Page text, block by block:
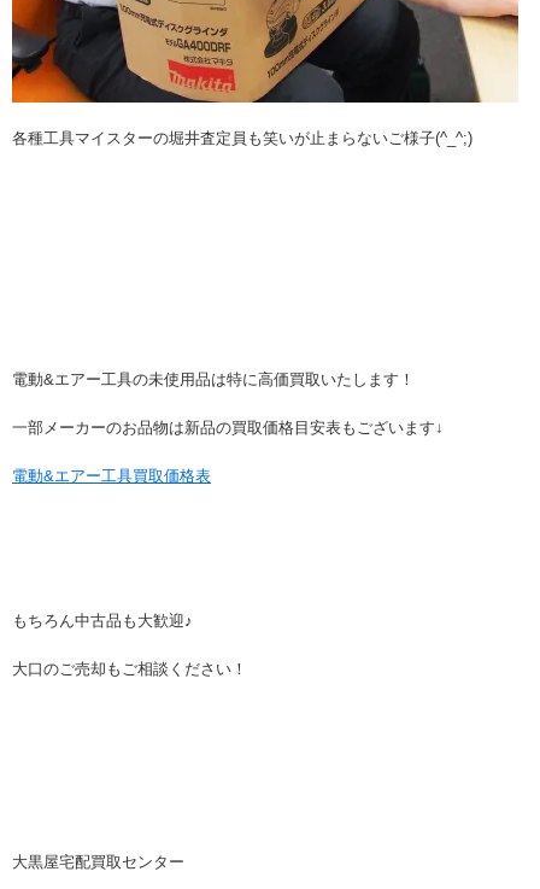
各種工具マイスターの堀井査定員も笑いが止まらないご様子(^_^;)
電動&エアー工具の未使用品は特に高価買取いたします！
一部メーカーのお品物は新品の買取価格目安表もございます↓
電動&エアー工具買取価格表
もちろん中古品も大歓迎♪
大口のご売却もご相談ください！
大黒屋宅配買取センター